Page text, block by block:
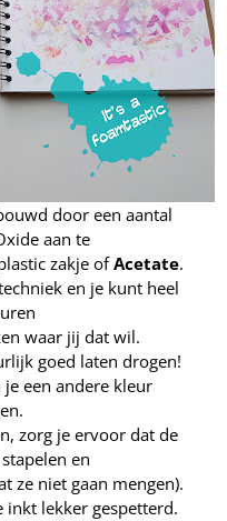
door een aantal
aan te
zakje ofAcetate.
en je kunt heel
waar jij dat wil.
goed laten drogen!
een andere kleur
zorg je ervoor dat de
en
ze niet gaan mengen).
inkt lekker gespetterd.